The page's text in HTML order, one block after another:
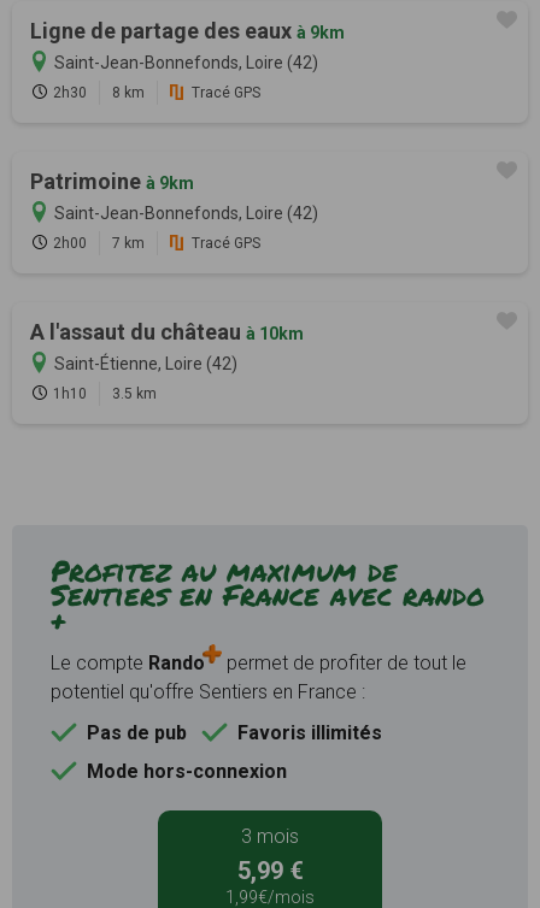
Ligne de partage des eaux à 9km
Saint-Jean-Bonnefonds, Loire (42)
2h30 8 km Tracé GPS
Patrimoine à 9km
Saint-Jean-Bonnefonds, Loire (42)
2h00 7 km Tracé GPS
A l'assaut du château à 10km
Saint-Étienne, Loire (42)
1h10 3.5 km
Profitez au maximum de
Sentiers en France avec rando
+
Le compte Rando
permet de profiter de tout le
potentiel qu'offre Sentiers en France :
Pas de pub
Favoris illimités
Mode hors-connexion
3 mois
5,99 €
1,99€/mois